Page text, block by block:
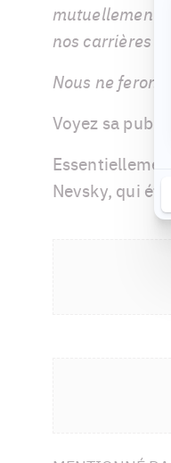
mutuellement,
nos carrières
Nous ne
Voyez sa
Nevsky, qui